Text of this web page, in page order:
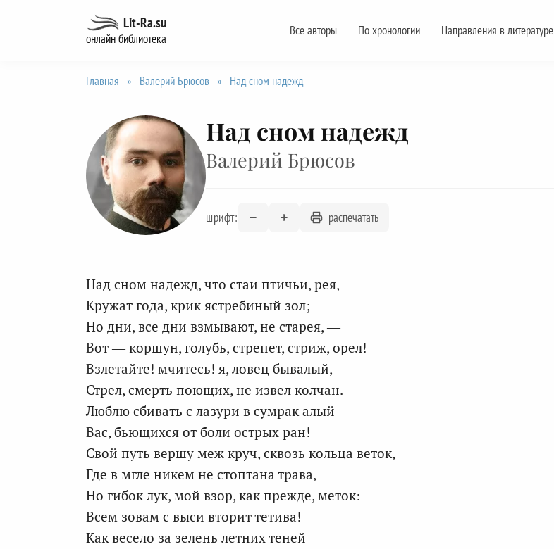
Lit-Ra.su
онлайн библиотека
Все авторы По хронологии Направления в литературе
Главная » Валерий Брюсов » Над сном надежд
Над сном надежд
Валерий Брюсов
шрифт: распечатать
Над сном надежд, что стаи птичьи, рея,
Кружат года, крик ястребиный зол;
Но дни, все дни взмывают, не старея, —
Вот — коршун, голубь, стрепет, стриж, орел!
Взлетайте! мчитесь! я, ловец бывалый,
Стрел, смерть поющих, не извел колчан.
Люблю сбивать с лазури в сумрак алый
Вас, бьющихся от боли острых ран!
Свой путь вершу меж круч, сквозь кольца веток,
Где в мгле никем не стоптана трава,
Но гибок лук, мой взор, как прежде, меток:
Всем зовам с выси вторит тетива!
Как весело за зелень летних теней